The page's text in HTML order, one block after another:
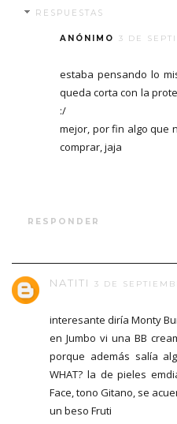
RESPUESTAS
ANÓNIMO 3 DE
estaba pensando lo
queda corta con la
:/
mejor, por fin algo que
comprar, jaja
RESPONDER
NATITI 3 DE
interesante diría Monty
en Jumbo vi una BB
porque además salía
WHAT? la de pieles
Face, tono Gitano, se
un beso Fruti